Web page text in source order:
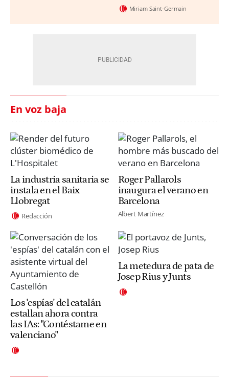
Miriam Saint-Germain
En voz baja
La industria sanitaria se
instala en el Baix
Llobregat
Redacción
Roger Pallarols
inaugura el verano en
Barcelona
Albert Martínez
Los 'espías' del catalán
estallan ahora contra
las IAs: "Contéstame en
valenciano"
La metedura de pata de
Josep Rius y Junts